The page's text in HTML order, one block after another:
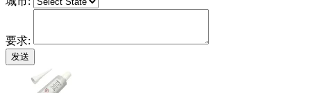
要求: